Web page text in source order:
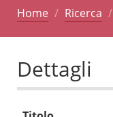
Home Ricerca
Dettagli